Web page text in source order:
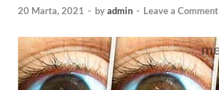
20 Marta, 2021 - byadmin - Leave a Comment